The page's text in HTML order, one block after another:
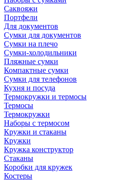
Саквояжи
Портфели
Для документов
Сумки для документов
Сумки на плечо
Сумки-холодильники
Пляжные сумки
Компактные сумки
Сумки для телефонов
Кухня и посуда
Термокружки и термосы
Термосы
Термокружки
Наборы с термосом
Кружки и стаканы
Кружки
Кружка конструктор
Стаканы
Коробки для кружек
Костеры